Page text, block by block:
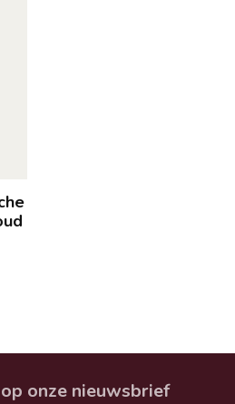
onze nieuwsbrief